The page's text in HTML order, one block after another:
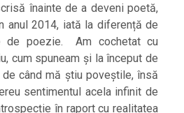
înainte de a deveni poetă,
anul 2014, iată la diferență de
de poezie. Am cochetat cu
cum spuneam și la început de
când mă știu poveștile, însă
sentimentul acela infinit de
în raport cu realitatea